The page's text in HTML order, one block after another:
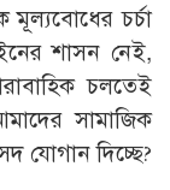
চর্চা
শাসন নেই,
চলতেই
সামাজিক
যোগান দিচ্ছে?